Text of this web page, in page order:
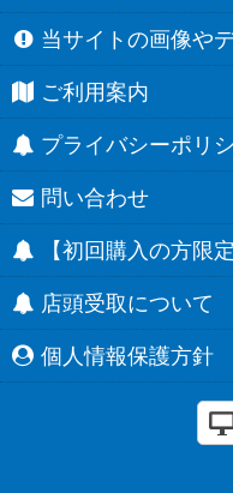
当サイトの画像や
ご利用案内
プライバシーポリ
問い合わせ
【初回購入の方限
店頭受取について
個人情報保護方針